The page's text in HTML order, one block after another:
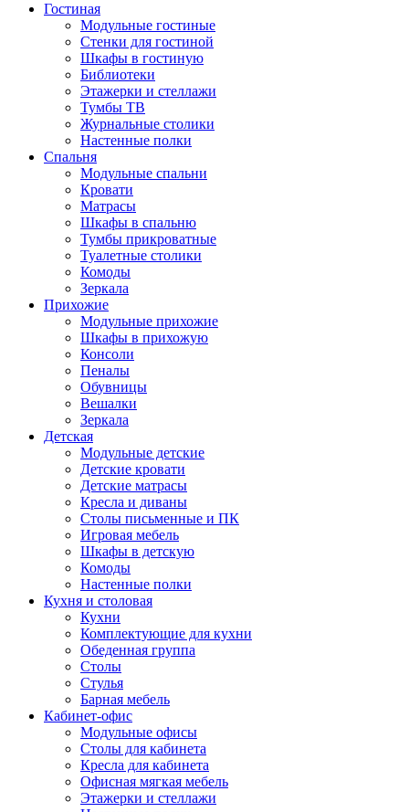
Гостиная
Модульные гостиные
Стенки для гостиной
Шкафы в гостиную
Библиотеки
Этажерки и стеллажи
Тумбы ТВ
Журнальные столики
Настенные полки
Спальня
Модульные спальни
Кровати
Матрасы
Шкафы в спальню
Тумбы прикроватные
Туалетные столики
Комоды
Зеркала
Прихожие
Модульные прихожие
Шкафы в прихожую
Консоли
Пеналы
Обувницы
Вешалки
Зеркала
Детская
Модульные детские
Детские кровати
Детские матрасы
Кресла и диваны
Столы письменные и ПК
Игровая мебель
Шкафы в детскую
Комоды
Настенные полки
Кухня и столовая
Кухни
Комплектующие для кухни
Обеденная группа
Столы
Стулья
Барная мебель
Кабинет-офис
Модульные офисы
Столы для кабинета
Кресла для кабинета
Офисная мягкая мебель
Этажерки и стеллажи